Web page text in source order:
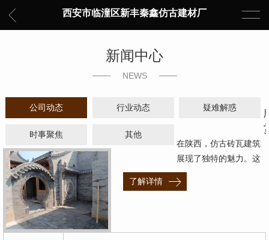
西安市临潼区新丰秦鑫仿古建材厂
新闻中心
NEWS
公司动态 行业动态 疑难解惑
时事聚焦 其他
在陕西，仿古砖瓦建筑
展现了独特的魅力。这
些古老而优雅的建筑风
格…
了解详情